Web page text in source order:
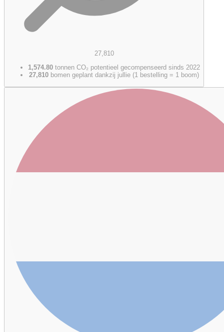
27,810
1,574.80 tonnen CO₂ potentieel gecompenseerd sinds 2022
27,810 bomen geplant dankzij jullie (1 bestelling = 1 boom)